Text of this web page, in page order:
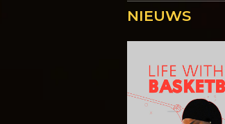
NIEUWS